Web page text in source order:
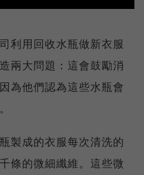
利用回收水瓶做新衣服
兩大問題：這會鼓勵消
為他們認為這些水瓶會
製成的衣服每次清洗的
條的微細纖維。這些微